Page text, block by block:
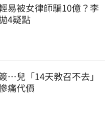
易被女律師騙10億？李
4疑點
…兒「14天教召不去」
痛代價